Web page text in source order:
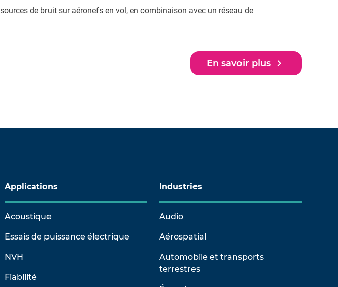
de bruit sur aéronefs en vol, en combinaison avec un réseau de
En savoir plus navigate_next
Applications
Acoustique
Essais de puissance électrique
NVH
Fiabilité
Industries
Audio
Aérospatial
Automobile et transports
terrestres